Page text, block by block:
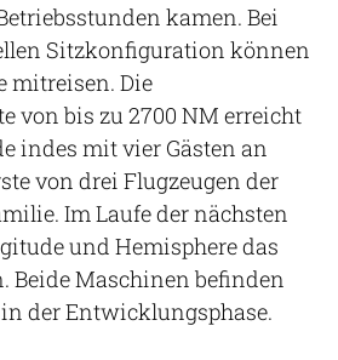
kamen. Bei
Sitzkonfiguration können
mitreisen. Die
von bis zu 2700 NM erreicht
indes mit vier Gästen an
von drei Flugzeugen der
Im Laufe der nächsten
und Hemisphere das
Beide Maschinen befinden
der Entwicklungsphase.